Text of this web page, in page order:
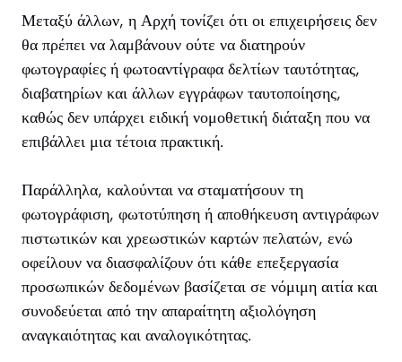
Μεταξύ άλλων, η Αρχή τονίζει ότι οι επιχειρήσεις δεν
θα πρέπει να λαμβάνουν ούτε να διατηρούν
φωτογραφίες ή φωτοαντίγραφα δελτίων ταυτότητας,
διαβατηρίων και άλλων εγγράφων ταυτοποίησης,
καθώς δεν υπάρχει ειδική νομοθετική διάταξη που να
επιβάλλει μια τέτοια πρακτική.
Παράλληλα, καλούνται να σταματήσουν τη
φωτογράφιση, φωτοτύπηση ή αποθήκευση αντιγράφων
πιστωτικών και χρεωστικών καρτών πελατών, ενώ
οφείλουν να διασφαλίζουν ότι κάθε επεξεργασία
προσωπικών δεδομένων βασίζεται σε νόμιμη αιτία και
συνοδεύεται από την απαραίτητη αξιολόγηση
αναγκαιότητας και αναλογικότητας.